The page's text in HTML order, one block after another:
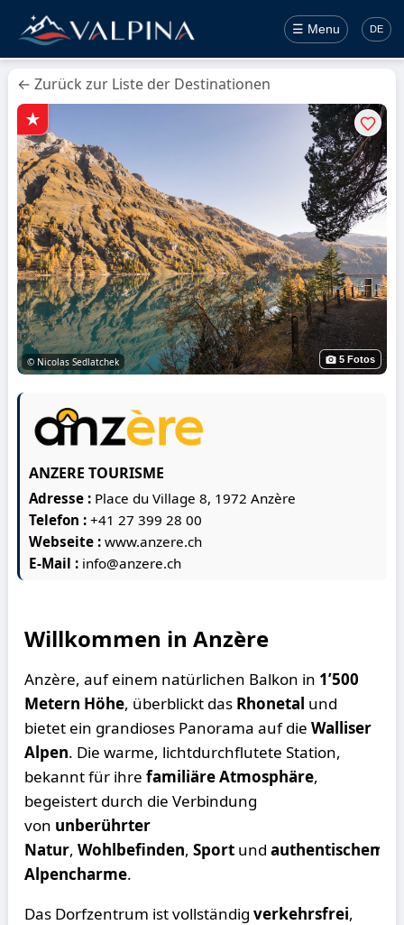
☰ Menu DE
← Zurück zur Liste der Destinationen
ANZERE TOURISME
Adresse : Place du Village 8, 1972 Anzère
Telefon :+41 27 399 28 00
Webseite :www.anzere.ch
E-Mail : info@anzere.ch
© Nicolas Sedlatchek 5 Fotos
Willkommen in Anzère
Anzère, auf einem natürlichen Balkon in 1’500
Metern Höhe, überblickt das Rhonetal und
bietet ein grandioses Panorama auf dieWalliser
Alpen. Die warme, lichtdurchflutete Station,
bekannt für ihrefamiliäre Atmosphäre,
begeistert durch die Verbindung
von unberührter
Natur,Wohlbefinden,Sport undauthentischem
Alpencharme.
Das Dorfzentrum ist vollständigverkehrsfrei,